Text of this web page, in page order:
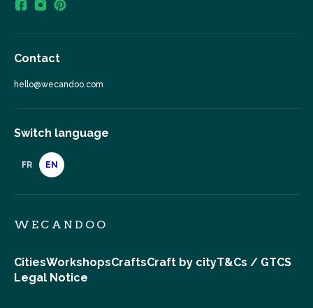
Contact
hello@wecandoo.com
Switch language
FR EN
WECANDOO
CitiesWorkshopsCraftsCraft by cityT&Cs / GTCS
Legal Notice